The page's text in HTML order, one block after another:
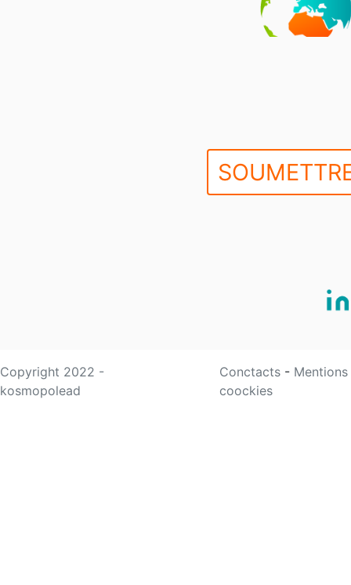
Copyright 2022 -
kosmopolead
Conctacts -
coockies